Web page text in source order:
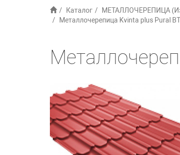
Каталог МЕТАЛЛОЧЕРЕПИЦА
Металлочерепица Kvinta plus Pural